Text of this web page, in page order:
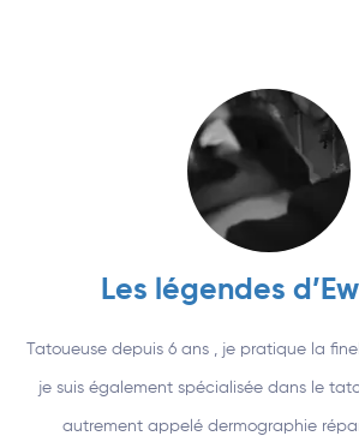
Les légendes
Tatoueuse depuis 6 ans , je pratique la
je suis également spécialisée dans le
autrement appelé dermographie